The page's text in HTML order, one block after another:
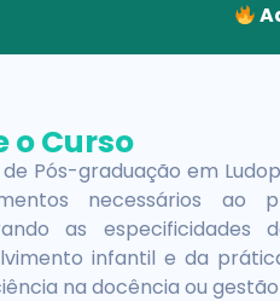
o Curso
Pós-graduação em
necessários ao
as
infantil e da
na docência ou